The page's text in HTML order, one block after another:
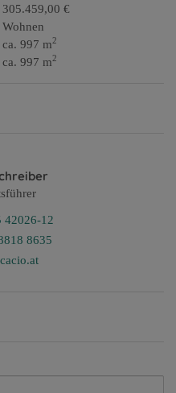
305.459,00 €
Wohnen
ca. 997 m2
ca. 997 m2
42026-12
8635